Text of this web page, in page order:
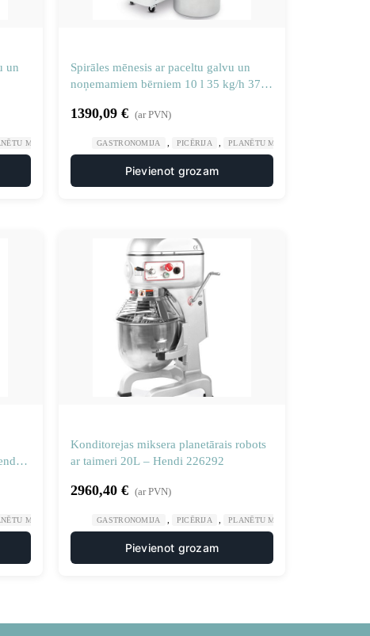
un
MĪKLAS MAISĪTĀJI
Spirāles mēnesis ar paceltu galvu un
noņemamiem bērniem 10 l 35 kg/h 370
1390,09 € (ar PVN)
GASTRONOMIJA PICĒRIJA PLANĒTU MĪKLAS MAISĪTĀJI
Pievienot grozam
MĪKLAS MAISĪTĀJI
Konditorejas miksera planetārais robots
ar taimeri 20L – Hendi 226292
2960,40 € (ar PVN)
GASTRONOMIJA PICĒRIJA PLANĒTU MĪKLAS MAISĪTĀJI
Pievienot grozam